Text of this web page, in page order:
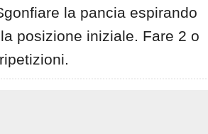
la pancia espirando
posizione iniziale. Fare 2 o